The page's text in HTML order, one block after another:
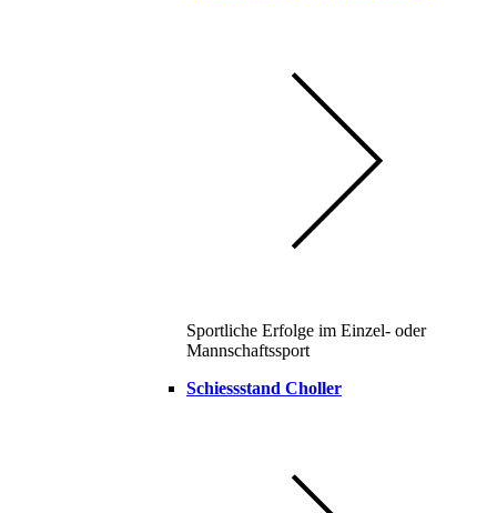
Sportliche Erfolge im Einzel- oder
Mannschaftssport
Schiessstand Choller